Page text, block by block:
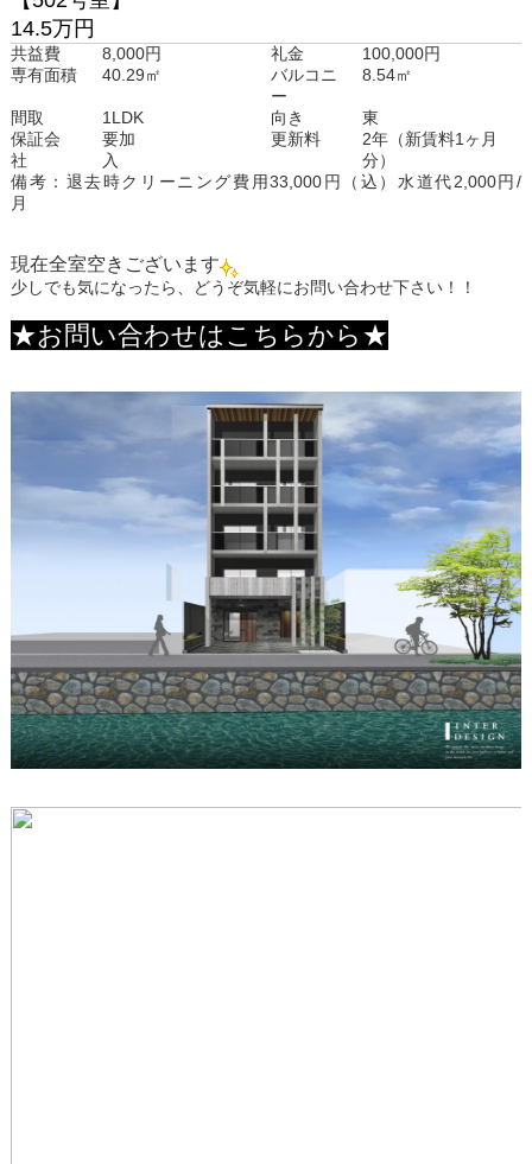
14.5万円
共益費 8,000円 礼金
100,000円
専有面積
40.29㎡
バルコニ
ー
8.54㎡
間取 1LDK 向き
東
保証会
社
要加
入
更新料
2年（新賃料1ヶ月
分）
備考：退去時クリーニング費用33,000円（込）水道代2,000円/
月
現在全室空きございます
少しでも気になったら、どうぞ気軽にお問い合わせ下さい！！
★お問い合わせはこちらから★